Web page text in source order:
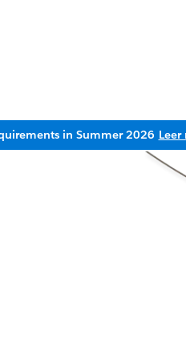
in Summer 2026 Leer